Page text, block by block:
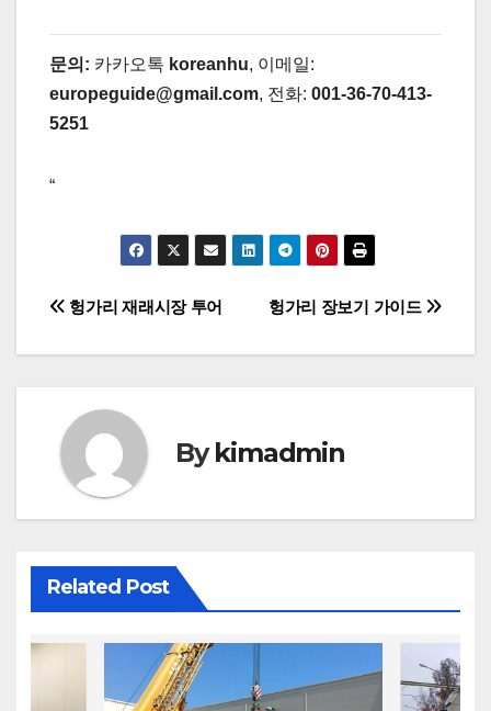
문의: 카카오톡 koreanhu, 이메일:
europeguide@gmail.com, 전화: 001-36-70-413-
5251
“
글
탐
헝가리 장보기 가이드
헝가리 재래시장 투어
Bykimadmin
Related Post